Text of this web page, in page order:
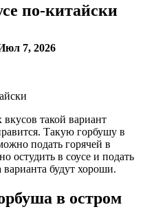
по-китайски
7, 2026
такой вариант
Такую горбушу в
подать горячей в
остудить в соусе и подать
варианта будут хороши.
в остром